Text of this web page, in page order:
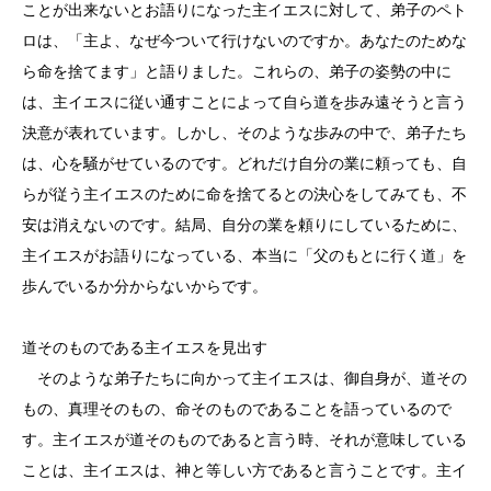
ことが出来ないとお語りになった主イエスに対して、弟子のペト
ロは、「主よ、なぜ今ついて行けないのですか。あなたのためな
ら命を捨てます」と語りました。これらの、弟子の姿勢の中に
は、主イエスに従い通すことによって自ら道を歩み遠そうと言う
決意が表れています。しかし、そのような歩みの中で、弟子たち
は、心を騒がせているのです。どれだけ自分の業に頼っても、自
らが従う主イエスのために命を捨てるとの決心をしてみても、不
安は消えないのです。結局、自分の業を頼りにしているために、
主イエスがお語りになっている、本当に「父のもとに行く道」を
歩んでいるか分からないからです。
道そのものである主イエスを見出す
そのような弟子たちに向かって主イエスは、御自身が、道その
もの、真理そのもの、命そのものであることを語っているので
す。主イエスが道そのものであると言う時、それが意味している
ことは、主イエスは、神と等しい方であると言うことです。主イ